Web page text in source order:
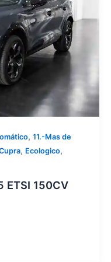
, 11.-Mas de
, Ecologico,
ETSI 150CV